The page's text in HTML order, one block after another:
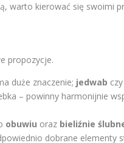
warto kierować się swoimi
propozycje.
duże znaczenie; jedwab czy
– powinny harmonijnie
obuwiu oraz bieliźnie
dobrane elementy